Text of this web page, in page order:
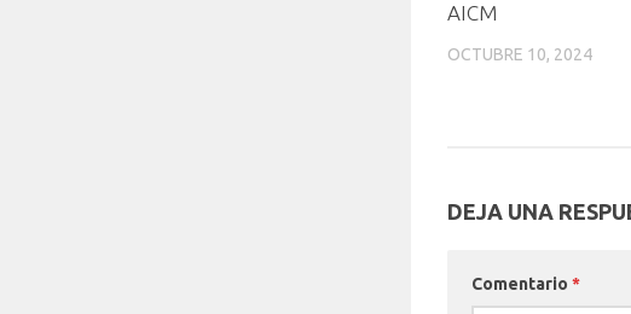
AICM
OCTUBRE 10, 2024
DEJA UNA
Comentario *